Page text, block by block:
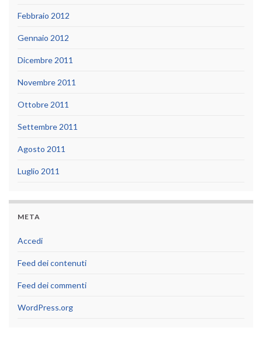
Febbraio 2012
Gennaio 2012
Dicembre 2011
Novembre 2011
Ottobre 2011
Settembre 2011
Agosto 2011
Luglio 2011
META
Accedi
Feed dei contenuti
Feed dei commenti
WordPress.org